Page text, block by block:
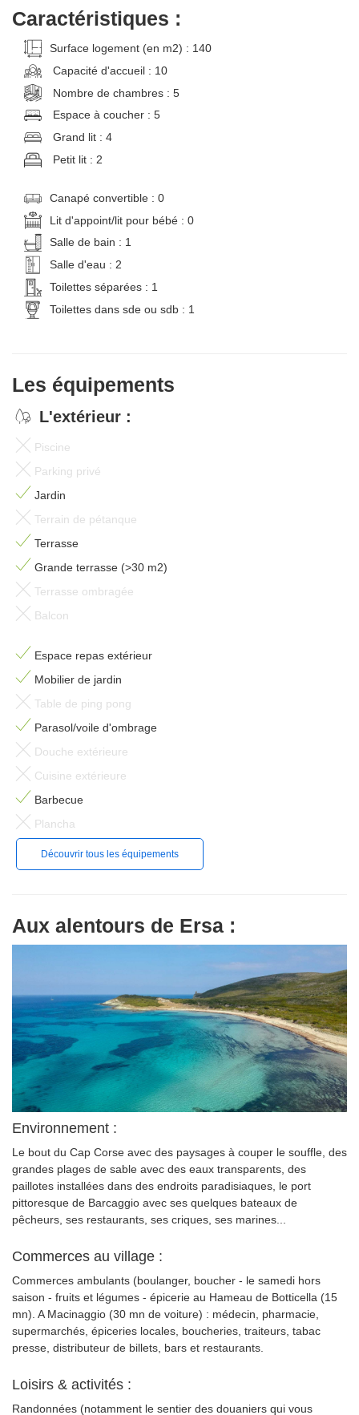
Caractéristiques :
Surface logement (en m2) : 140
Capacité d'accueil : 10
Nombre de chambres : 5
Espace à coucher : 5
Grand lit : 4
Petit lit : 2
Canapé convertible : 0
Lit d'appoint/lit pour bébé : 0
Salle de bain : 1
Salle d'eau : 2
Toilettes séparées : 1
Toilettes dans sde ou sdb : 1
Les équipements
L'extérieur :
Piscine
Parking privé
Jardin
Terrain de pétanque
Terrasse
Grande terrasse (>30 m2)
Terrasse ombragée
Balcon
Espace repas extérieur
Mobilier de jardin
Table de ping pong
Parasol/voile d'ombrage
Douche extérieure
Cuisine extérieure
Barbecue
Plancha
Découvrir tous les équipements
Aux alentours de Ersa :
Environnement :
Le bout du Cap Corse avec des paysages à couper le souffle, des
grandes plages de sable avec des eaux transparents, des
paillotes installées dans des endroits paradisiaques, le port
pittoresque de Barcaggio avec ses quelques bateaux de
pêcheurs, ses restaurants, ses criques, ses marines...
Commerces au village :
Commerces ambulants (boulanger, boucher - le samedi hors
saison - fruits et légumes - épicerie au Hameau de Botticella (15
mn). A Macinaggio (30 mn de voiture) : médecin, pharmacie,
supermarchés, épiceries locales, boucheries, traiteurs, tabac
presse, distributeur de billets, bars et restaurants.
Loisirs & activités :
Randonnées (notamment le sentier des douaniers qui vous